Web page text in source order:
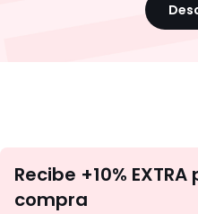
Recibe +10%
compra